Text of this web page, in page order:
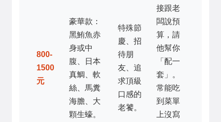
800-
1500
元
豪華款：
黑鮪魚赤
身或中
腹、日本
真鯛、軟
絲、馬糞
海膽、大
顆生蠔。
特殊節
慶、招
待朋
友、追
求頂級
口感的
老饕。
接跟老
闆說預
算，請
他幫你
「配一
套」。
常能吃
到菜單
上沒寫